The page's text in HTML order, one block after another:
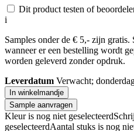
Dit product testen of
i
Samples onder de € 5,- zijn
wanneer er een bestelling wordt
worden geleverd zonder opdruk.
Leverdatum Verwacht;
In winkelmandje
Sample aanvragen
Kleur is nog niet geselecteerd
geselecteerdAantal stuks is nog